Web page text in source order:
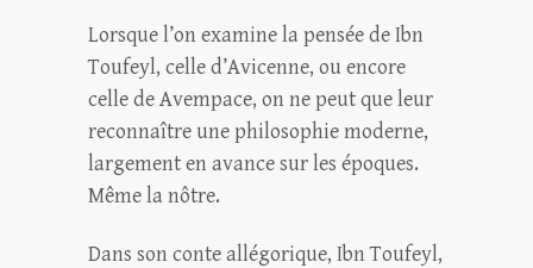
Lorsque l’on examine la pensée de Ibn
Toufeyl, celle d’Avicenne, ou encore
celle de Avempace, on ne peut que leur
reconnaître une philosophie moderne,
largement en avance sur les époques.
Même la nôtre.
Dans son conte allégorique, Ibn Toufeyl,